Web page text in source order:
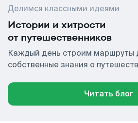
Делимся классными идеями
Истории и хитрости
от путешественников
Каждый день строим маршруты
собственные знания о
Читать блог